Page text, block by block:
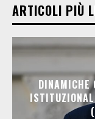
ARTICOLI PIÙ
DINAMICHE